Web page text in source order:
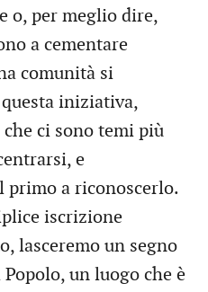
o, per meglio dire,
a cementare
comunità si
iniziativa,
ci sono temi più
e
primo a riconoscerlo.
iscrizione
lasceremo un segno
un luogo che è